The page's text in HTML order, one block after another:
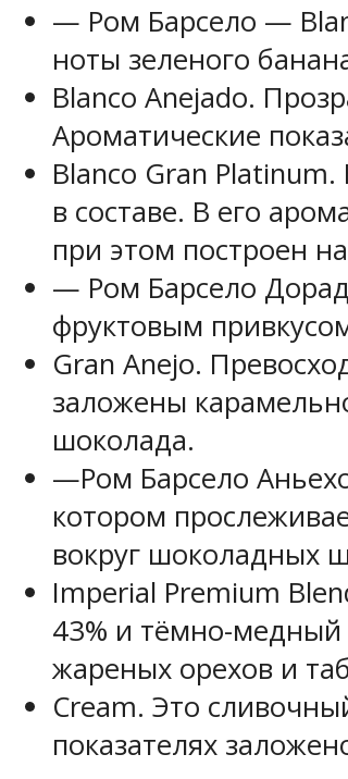
— Ром Барсело —
ноты зеленого
Blanco Anejado.
Ароматические
Blanco Gran
в составе. В его
при этом построен
— Ром Барсело
фруктовым
Gran Anejo.
заложены
шоколада.
—Ром Барсело
котором
вокруг шоколадных
Imperial Premium
43% и тёмно-медный
жареных орехов и
Cream. Это
показателях